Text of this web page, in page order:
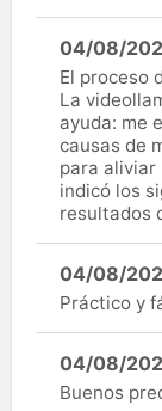
04/08/
El proceso
La
ayuda: me
causas de
para aliviar
indicó los
resultados
04/08/
Práctico y
04/08/
Buenos